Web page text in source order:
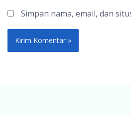
Simpan nama, email, dan